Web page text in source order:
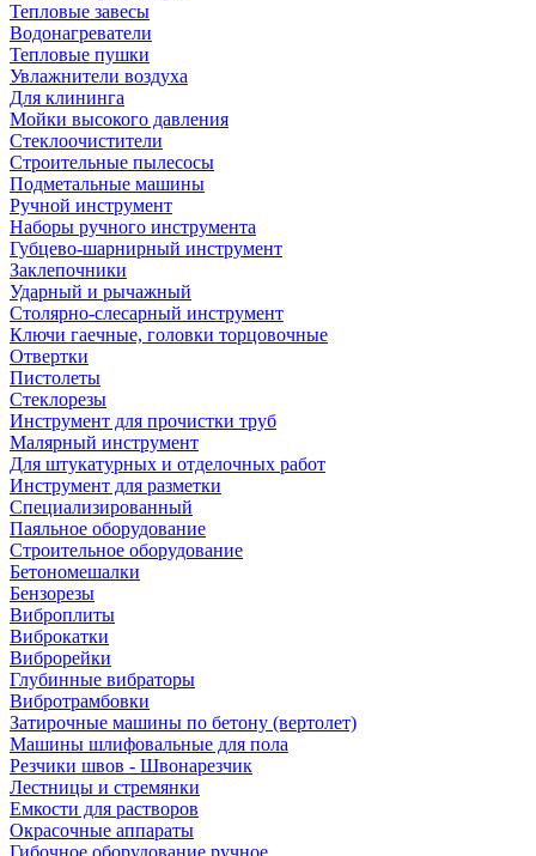
Тепловые завесы
Водонагреватели
Тепловые пушки
Увлажнители воздуха
Для клининга
Мойки высокого давления
Стеклоочистители
Строительные пылесосы
Подметальные машины
Ручной инструмент
Наборы ручного инструмента
Губцево-шарнирный инструмент
Заклепочники
Ударный и рычажный
Столярно-слесарный инструмент
Ключи гаечные, головки торцовочные
Отвертки
Пистолеты
Стеклорезы
Инструмент для прочистки труб
Малярный инструмент
Для штукатурных и отделочных работ
Инструмент для разметки
Специализированный
Паяльное оборудование
Строительное оборудование
Бетономешалки
Бензорезы
Виброплиты
Виброкатки
Виброрейки
Глубинные вибраторы
Вибротрамбовки
Затирочные машины по бетону (вертолет)
Машины шлифовальные для пола
Резчики швов - Швонарезчик
Лестницы и стремянки
Емкости для растворов
Окрасочные аппараты
Гибочное оборудование ручное